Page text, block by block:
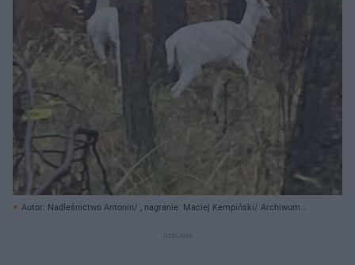
Autor: Nadleśnictwo Antonin/ , nagranie: Maciej Kempiński/ Archiwum